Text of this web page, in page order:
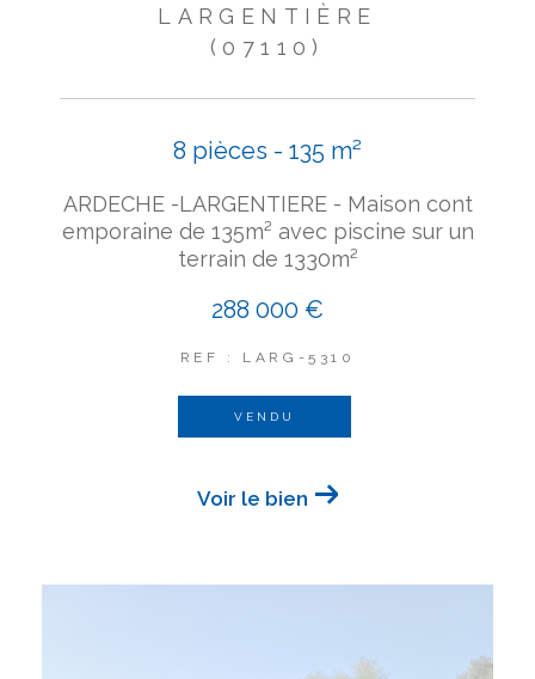
LARGENTIÈRE
(07110)
8 pièces - 135 m²
ARDECHE -LARGENTIERE - Maison cont
emporaine de 135m² avec piscine sur un
terrain de 1330m²
288 000 €
REF : LARG-5310
VENDU
Voir le bien